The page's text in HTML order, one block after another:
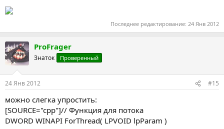
Последнее редактирование: 24 Янв 2012
ProFrager
Знаток Проверенный
24 Янв 2012 #15
можно слегка упростить:
[SOURCE="cpp"]// Функция для потока
DWORD WINAPI ForThread( LPVOID lpParam )